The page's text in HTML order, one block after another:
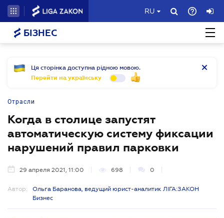
RU
БІЗНЕС
Ця сторінка доступна рідною мовою.
Перейти на українську
Отрасли
Когда в столице запустят
автоматическую систему фиксации
нарушений правил парковки
29 апреля 2021, 11:00 698 0
Автор:
Ольга Баранова, ведущий юрист-аналитик ЛІГА:ЗАКОН
Бизнес